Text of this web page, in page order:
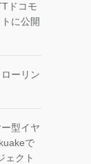
ドコモ
に公開
ーリン
型イヤ
で
ェクト